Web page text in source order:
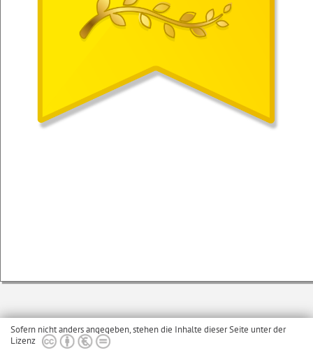
Sofern nicht anders angegeben, stehen die Inhalte dieser Seite unter der
Lizenz